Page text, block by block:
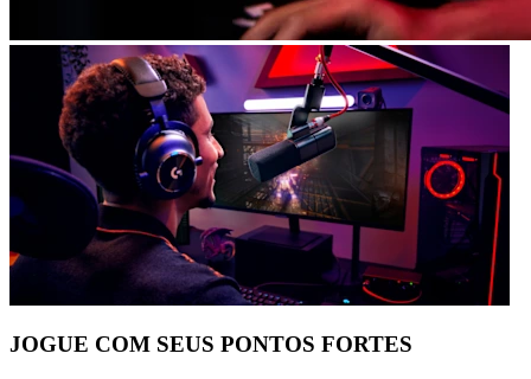
JOGUE COM SEUS PONTOS FORTES